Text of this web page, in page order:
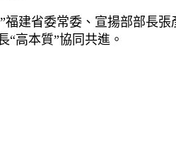
建省委常委、宣揚部部長
“高本質”協同共進。